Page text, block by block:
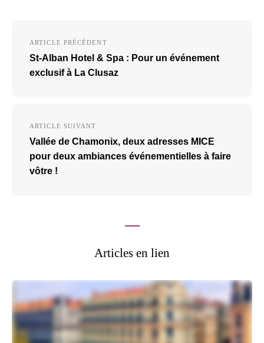
l’article
ARTICLE PRÉCÉDENT
St-Alban Hotel & Spa : Pour un événement
exclusif à La Clusaz
ARTICLE SUIVANT
Vallée de Chamonix, deux adresses MICE
pour deux ambiances événementielles à faire
vôtre !
Articles en lien